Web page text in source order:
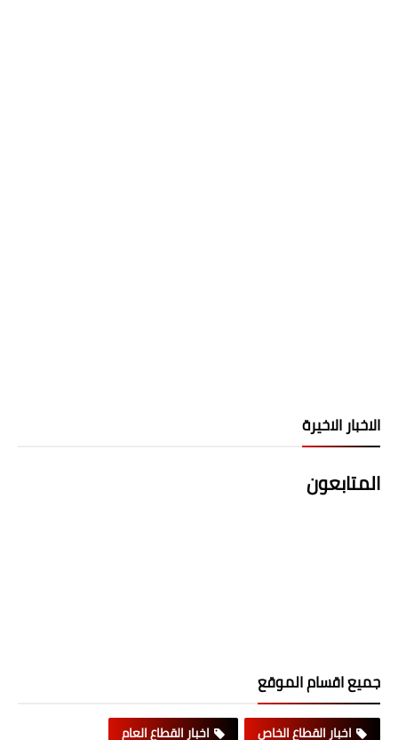
الاخبار الاخيرة
المتابعون
جميع اقسام الموقع
اخبار القطاع الخاص
اخبار القطاع العام